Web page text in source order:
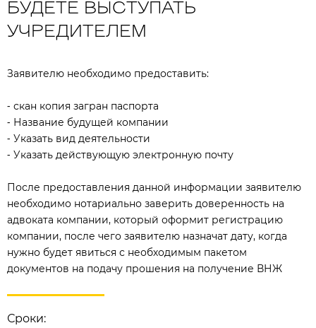
БУДЕТЕ ВЫСТУПАТЬ
УЧРЕДИТЕЛЕМ
Сроки:
Заявителю необходимо предоставить:
⁃ скан копия загран паспорта
⁃ Название будущей компании
⁃ Указать вид деятельности
⁃ Указать действующую электронную почту
После предоставления данной информации заявителю
необходимо нотариально заверить доверенность на
адвоката компании, который оформит регистрацию
компании, после чего заявителю назначат дату, когда
нужно будет явиться с необходимым пакетом
документов на подачу прошения на получение ВНЖ